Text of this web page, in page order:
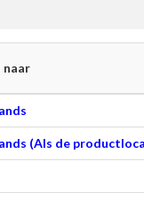
naar
(Als de